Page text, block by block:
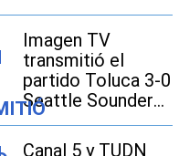
Imagen TV
transmitió el
partido Toluca 3-0
Seattle Sounders
por la Leagues
Cup 2026
Canal 5 y TUDN